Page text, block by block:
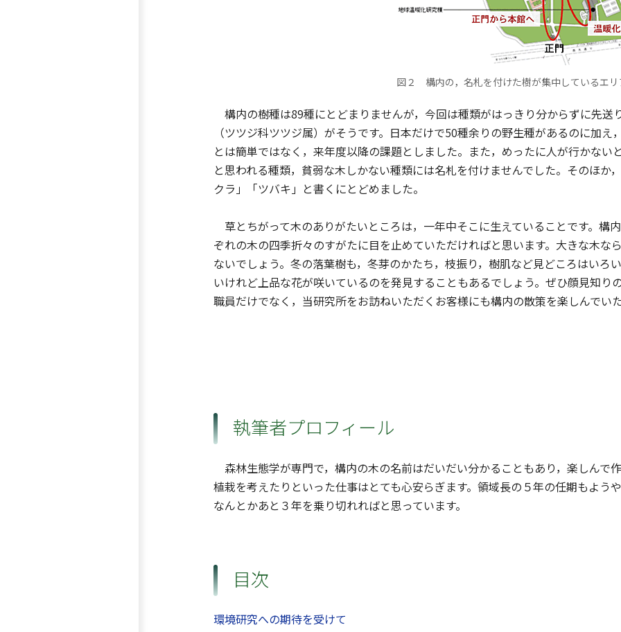
図２ 構内の，名札を付けた樹が集中しているエ
構内の樹種は89種にとどまりませんが，今回は種類がはっきり分からずに先送
（ツツジ科ツツジ属）がそうです。日本だけで50種余りの野生種があるのに加
とは簡単ではなく，来年度以降の課題としました。また，めったに人が行かな
と思われる種類，貧弱な木しかない種類には名札を付けませんでした。そのほか
クラ」「ツバキ」と書くにとどめました。
草とちがって木のありがたいところは，一年中そこに生えていることです。構
ぞれの木の四季折々のすがたに目を止めていただければと思います。大きな木な
ないでしょう。冬の落葉樹も，冬芽のかたち，枝振り，樹肌など見どころはいろ
いけれど上品な花が咲いているのを発見することもあるでしょう。ぜひ顔見知
職員だけでなく，当研究所をお訪ねいただくお客様にも構内の散策を楽しんでい
執筆者プロフィール
森林生態学が専門で，構内の木の名前はだいだい分かることもあり，楽しんで
植栽を考えたりといった仕事はとても心安らぎます。領域長の５年の任期もよう
なんとかあと３年を乗り切れればと思っています。
目次
環境研究への期待を受けて